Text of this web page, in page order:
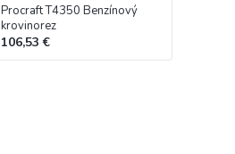
Procraft T4350 Benzínový
krovinorez
106,53 €